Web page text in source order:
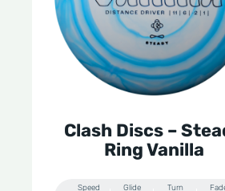
Clash Discs –
Ring Vanilla
Speed Glide Turn
variaties.
Deze
optie
worden